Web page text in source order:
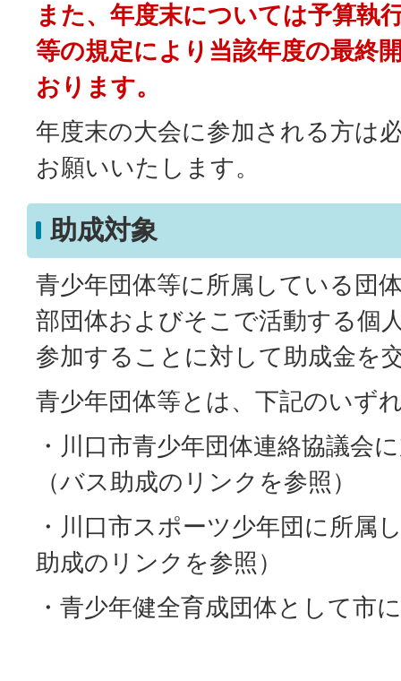
また、年度末については予算執
等の規定により当該年度の最終
おります。
年度末の大会に参加される方は
お願いいたします。
助成対象
青少年団体等に所属している団
部団体およびそこで活動する個
参加することに対して助成金を
青少年団体等とは、下記のいず
・川口市青少年団体連絡協議会
（バス助成のリンクを参照）
・川口市スポーツ少年団に所属
助成のリンクを参照）
・青少年健全育成団体として市